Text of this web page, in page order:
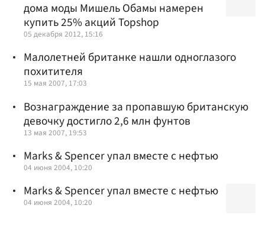
дома моды Мишель Обамы намерен
купить 25% акций Topshop
05 декабря 2012, 15:16
Малолетней британке нашли одноглазого
похитителя
15 мая 2007, 17:03
Вознаграждение за пропавшую британскую
девочку достигло 2,6 млн фунтов
13 мая 2007, 19:53
Marks & Spencer упал вместе с нефтью
04 июня 2004, 10:20
Marks & Spencer упал вместе с нефтью
04 июня 2004, 10:20